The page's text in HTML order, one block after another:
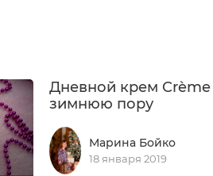
Дневной крем Crème
зимнюю пору
Марина Бойко
18 января 2019